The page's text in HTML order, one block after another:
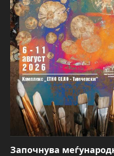
Започнува